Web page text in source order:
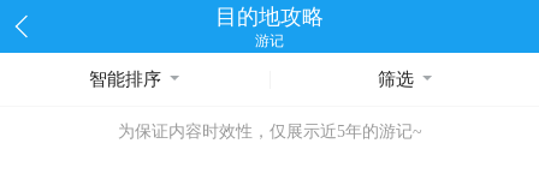
目的地攻略
游记
智能排序 筛选
为保证内容时效性，仅展示近5年的游记~